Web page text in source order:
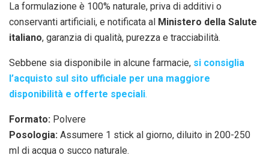
La formulazione è 100% naturale, priva di additivi o
conservanti artificiali, e notificata al Ministero della Salute
italiano, garanzia di qualità, purezza e tracciabilità.
Sebbene sia disponibile in alcune farmacie, si consiglia
l’acquisto sul sito ufficiale per una maggiore
disponibilità e offerte speciali.
Formato: Polvere
Posologia: Assumere 1 stick al giorno, diluito in 200-250
ml di acqua o succo naturale.